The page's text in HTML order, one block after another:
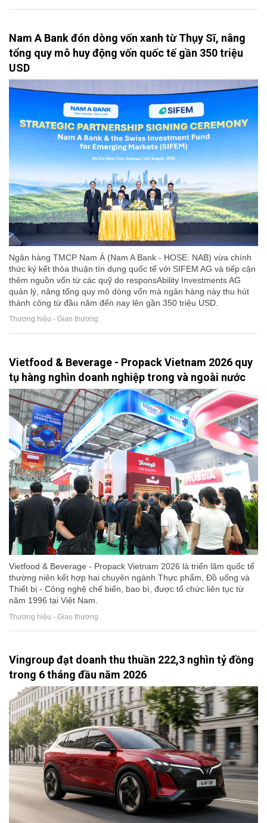
Nam A Bank đón dòng vốn xanh từ Thụy Sĩ, nâng
tổng quy mô huy động vốn quốc tế gần 350 triệu
USD
Ngân hàng TMCP Nam Á (Nam A Bank - HOSE: NAB) vừa chính
thức ký kết thỏa thuận tín dụng quốc tế với SIFEM AG và tiếp cận
thêm nguồn vốn từ các quỹ do responsAbility Investments AG
quản lý, nâng tổng quy mô dòng vốn mà ngân hàng này thu hút
thành công từ đầu năm đến nay lên gần 350 triệu USD.
Thương hiệu - Giao thương
Vietfood & Beverage - Propack Vietnam 2026 quy
tụ hàng nghìn doanh nghiệp trong và ngoài nước
Vietfood & Beverage - Propack Vietnam 2026 là triển lãm quốc tế
thường niên kết hợp hai chuyên ngành Thực phẩm, Đồ uống và
Thiết bị - Công nghệ chế biến, bao bì, được tổ chức liên tục từ
năm 1996 tại Việt Nam.
Thương hiệu - Giao thương
Vingroup đạt doanh thu thuần 222,3 nghìn tỷ đồng
trong 6 tháng đầu năm 2026